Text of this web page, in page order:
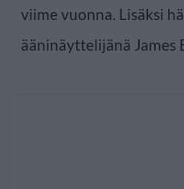
viime vuonna. Lisäksi
ääninäyttelijänä James